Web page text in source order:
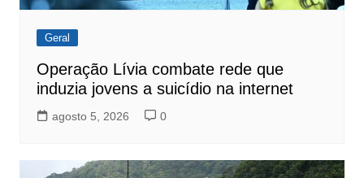
Geral
Operação Lívia combate rede que
induzia jovens a suicídio na internet
agosto 5, 2026 0